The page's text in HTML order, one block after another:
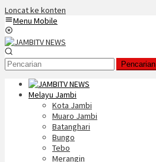
Loncat ke konten
Menu Mobile
Pencarian
Melayu Jambi
Kota Jambi
Muaro Jambi
Batanghari
Bungo
Tebo
Merangin